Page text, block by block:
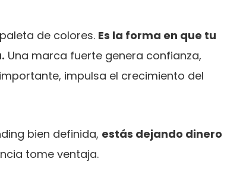
de colores. Es la forma en que tu
Una marca fuerte genera confianza,
impulsa el crecimiento del
bien definida, estás dejando dinero
tome ventaja.